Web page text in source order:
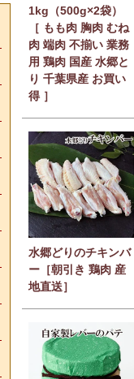
1kg（500g×2袋）
［ もも肉 胸肉 むね
肉 端肉 不揃い 業務
用 鶏肉 国産 水郷と
り 千葉県産 お買い
得 ］
水郷どりのチキンバ
ー［朝引き 鶏肉 産
地直送］